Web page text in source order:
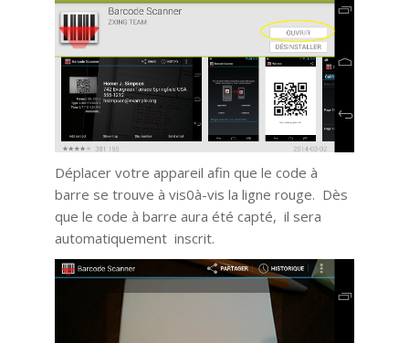
Déplacer votre appareil afin que le code à
barre se trouve à vis0à-vis la ligne rouge. Dès
que le code à barre aura été capté, il sera
automatiquement inscrit.